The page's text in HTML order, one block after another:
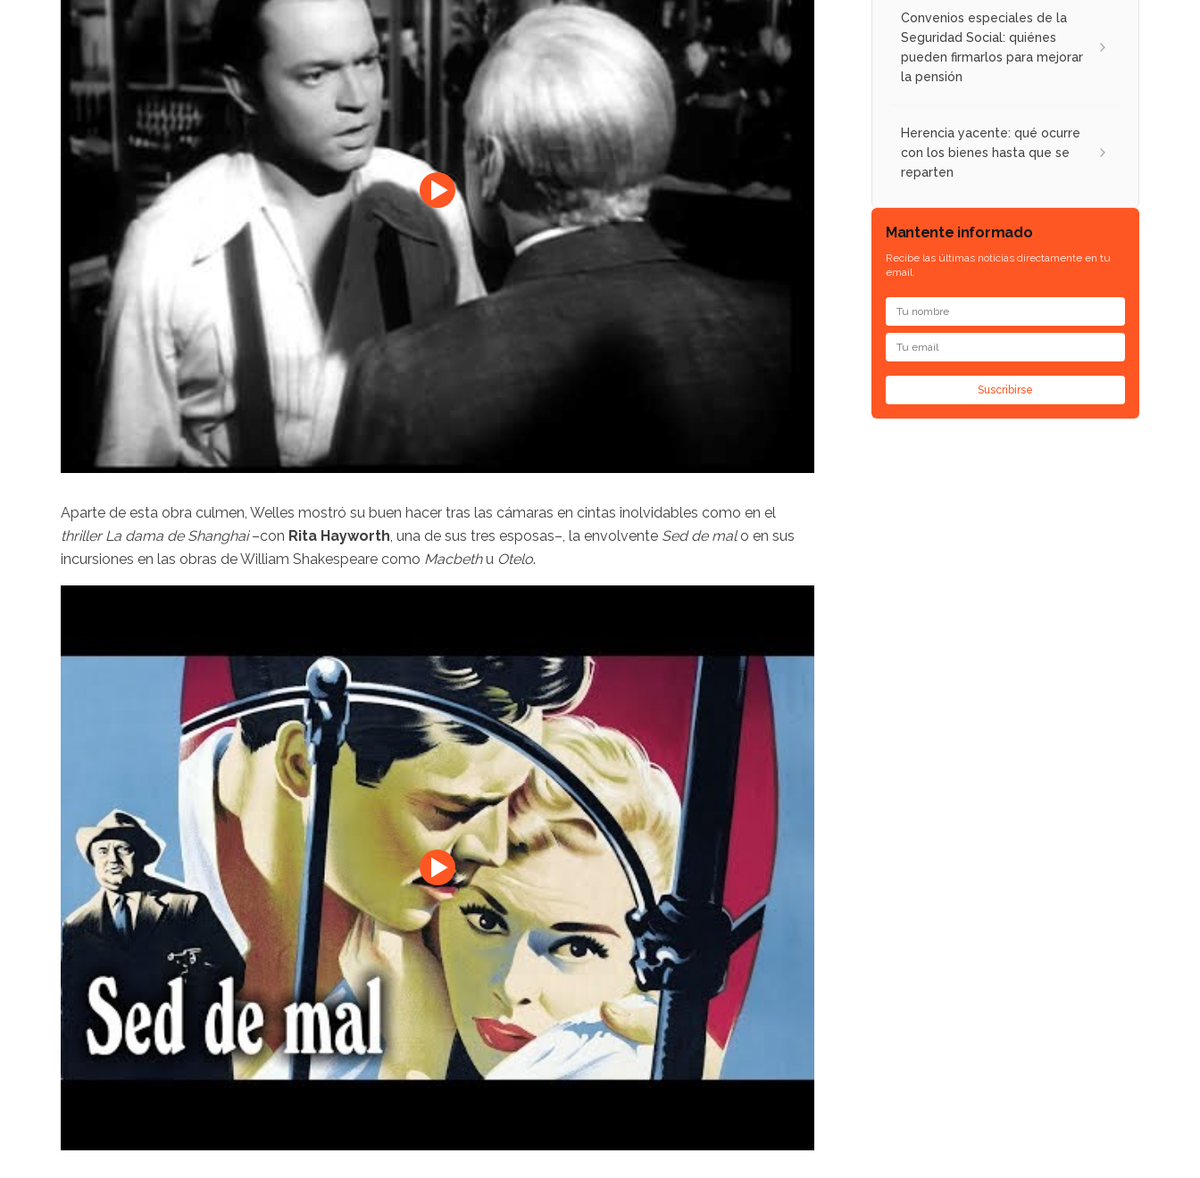
Aparte de esta obra culmen, Welles mostró su buen hacer tras las cámaras en cintas inolvidables como en el
thriller La dama de Shanghai–con Rita Hayworth , una de sus tres esposas–, la envolvente Sed de malo en sus
incursiones en las obras de William Shakespeare como Macbethu Otelo.
Convenios especiales de la
Seguridad Social: quiénes
pueden firmarlos para mejorar
la pensión
Herencia yacente: qué ocurre
con los bienes hasta que se
reparten
Mantente informado
Recibe las últimas noticias directamente en tu
email.
Suscribirse